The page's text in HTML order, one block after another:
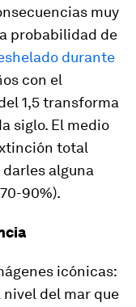
muy
probabilidad de
durante
con el
1,5 transforma
siglo. El medio
total
alguna
90%).
icónicas:
del mar que